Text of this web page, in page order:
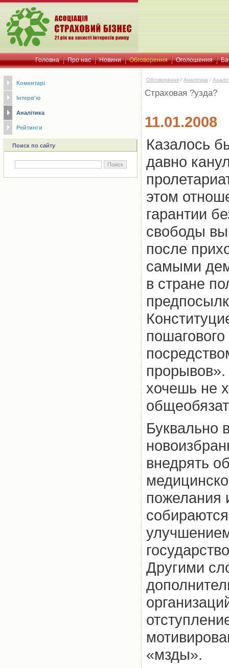
Головна Про нас Новини Обговорення Оголошення
Коментарі
Інтерв'ю
Аналітика
Рейтинги
Поиск по сайту
Обговорення / Аналітика /
Страховая ?узда?
11.01.2008
Казалось
давно
этом
гарантии
свободы
после
самыми
в стране
прорывов».
хочешь не
Буквально
внедрять
пожелания
Другими
«мзды».